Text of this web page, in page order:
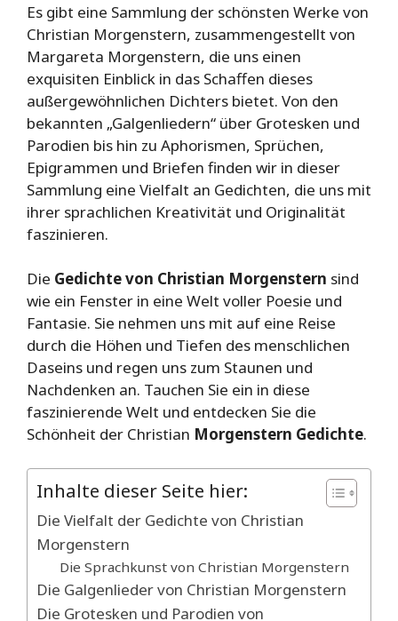
Es gibt eine Sammlung der schönsten Werke von
Christian Morgenstern, zusammengestellt von
Margareta Morgenstern, die uns einen
exquisiten Einblick in das Schaffen dieses
außergewöhnlichen Dichters bietet. Von den
bekannten „Galgenliedern“ über Grotesken und
Parodien bis hin zu Aphorismen, Sprüchen,
Epigrammen und Briefen finden wir in dieser
Sammlung eine Vielfalt an Gedichten, die uns mit
ihrer sprachlichen Kreativität und Originalität
faszinieren.
Die Gedichte von Christian Morgenstern sind
wie ein Fenster in eine Welt voller Poesie und
Fantasie. Sie nehmen uns mit auf eine Reise
durch die Höhen und Tiefen des menschlichen
Daseins und regen uns zum Staunen und
Nachdenken an. Tauchen Sie ein in diese
faszinierende Welt und entdecken Sie die
Schönheit der Christian Morgenstern Gedichte.
Inhalte dieser Seite hier:
Die Vielfalt der Gedichte von Christian
Morgenstern
Die Sprachkunst von Christian Morgenstern
Die Galgenlieder von Christian Morgenstern
Die Grotesken und Parodien von